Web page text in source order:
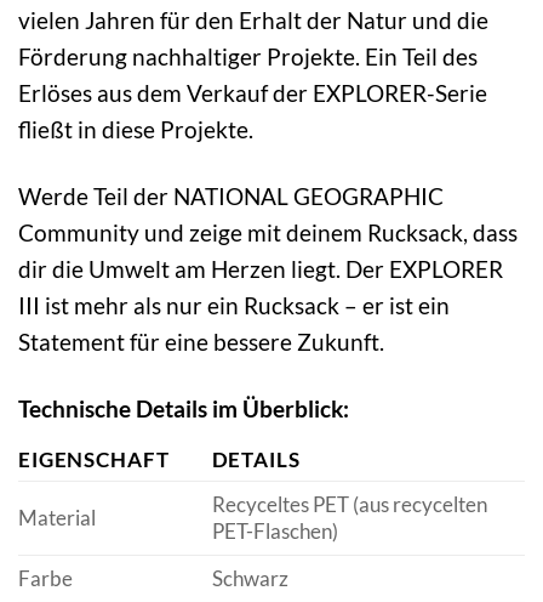
vielen Jahren für den Erhalt der Natur und die
Förderung nachhaltiger Projekte. Ein Teil des
Erlöses aus dem Verkauf der EXPLORER-Serie
fließt in diese Projekte.
Werde Teil der NATIONAL GEOGRAPHIC
Community und zeige mit deinem Rucksack, dass
dir die Umwelt am Herzen liegt. Der EXPLORER
III ist mehr als nur ein Rucksack – er ist ein
Statement für eine bessere Zukunft.
Technische Details im Überblick:
EIGENSCHAFT DETAILS
Material
Recyceltes PET (aus recycelten
PET-Flaschen)
Farbe
Schwarz